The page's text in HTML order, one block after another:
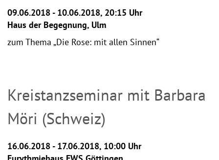
09.06.2018 - 10.06.2018, 20:15 Uhr
Haus der Begegnung, Ulm
zum Thema „Die Rose: mit allen Sinnen“
Kreistanzseminar mit Barbara
Möri (Schweiz)
16.06.2018 - 17.06.2018, 10:00 Uhr